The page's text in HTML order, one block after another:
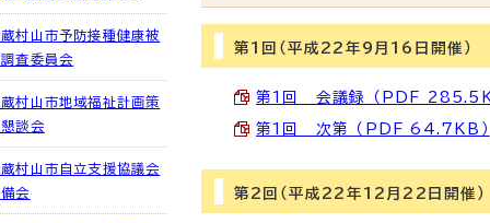
第1回（平成22年9月16日開催）
第1回 会議録 （PDF
第1回 次第 （PDF 64.7KB）
第2回（平成22年12月22日開催）
村山市予防接種健康被
査委員会
村山市地域福祉計画策
懇談会
村山市自立支援協議会
会